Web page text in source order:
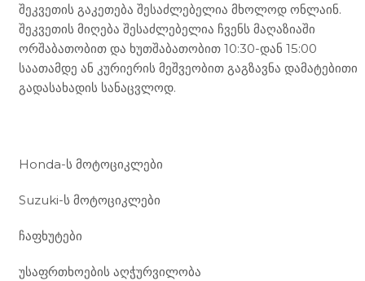
შეკვეთის გაკეთება შესაძლებელია მხოლოდ ონლაინ.
შეკვეთის მიღება შესაძლებელია ჩვენს მაღაზიაში
ორშაბათობით და ხუთშაბათობით 10:30-დან 15:00
საათამდე ან კურიერის მეშვეობით გაგზავნა დამატებითი
გადასახადის სანაცვლოდ.
Honda-ს მოტოციკლები
Suzuki-ს მოტოციკლები
ჩაფხუტები
უსაფრთხოების აღჭურვილობა